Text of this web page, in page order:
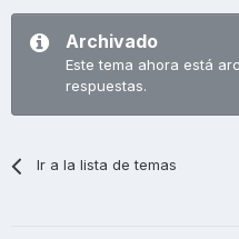
Archivado
Este tema ahora está
respuestas.
Ir a la lista de temas